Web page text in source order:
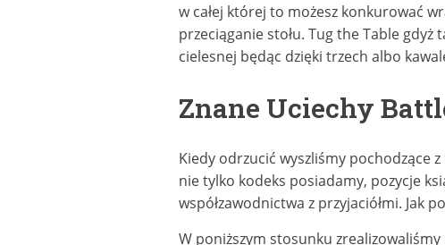
w całej której to możesz konkurować
przeciąganie stołu. Tug the Table
cielesnej będąc dzięki trzech albo
Znane Uciechy
Kiedy odrzucić wyszliśmy pochodzące
nie tylko kodeks posiadamy, pozycje
współzawodnictwa z przyjaciółmi. Jak
W poniższym stosunku